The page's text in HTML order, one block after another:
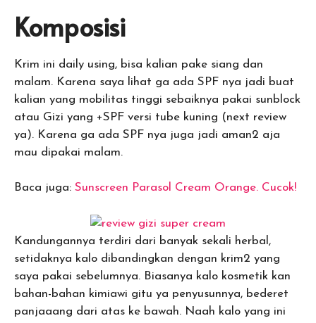
Komposisi
Krim ini daily using, bisa kalian pake siang dan
malam. Karena saya lihat ga ada SPF nya jadi buat
kalian yang mobilitas tinggi sebaiknya pakai sunblock
atau Gizi yang +SPF versi tube kuning (next review
ya). Karena ga ada SPF nya juga jadi aman2 aja
mau dipakai malam.
Baca juga: Sunscreen Parasol Cream Orange. Cucok!
Kandungannya terdiri dari banyak sekali herbal,
setidaknya kalo dibandingkan dengan krim2 yang
saya pakai sebelumnya. Biasanya kalo kosmetik kan
bahan-bahan kimiawi gitu ya penyusunnya, bederet
panjaaang dari atas ke bawah. Naah kalo yang ini